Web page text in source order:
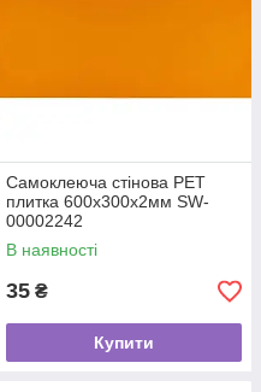
Самоклеюча стінова PET
плитка 600х300х2мм SW-
00002242
В наявності
35 ₴
Купити